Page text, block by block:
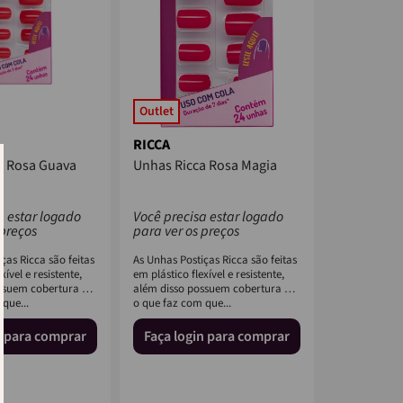
Rosa Guava
estar logado
Ricca são feitas
e resistente,
cobertura UV,
para comprar
Outlet
RICCA
Unhas Ricca Rosa Magia
Você precisa estar logado
para ver os preços
As Unhas Postiças Ricca são feitas
em plástico flexível e resistente,
além disso possuem cobertura UV,
o que faz com que...
Faça login para comprar